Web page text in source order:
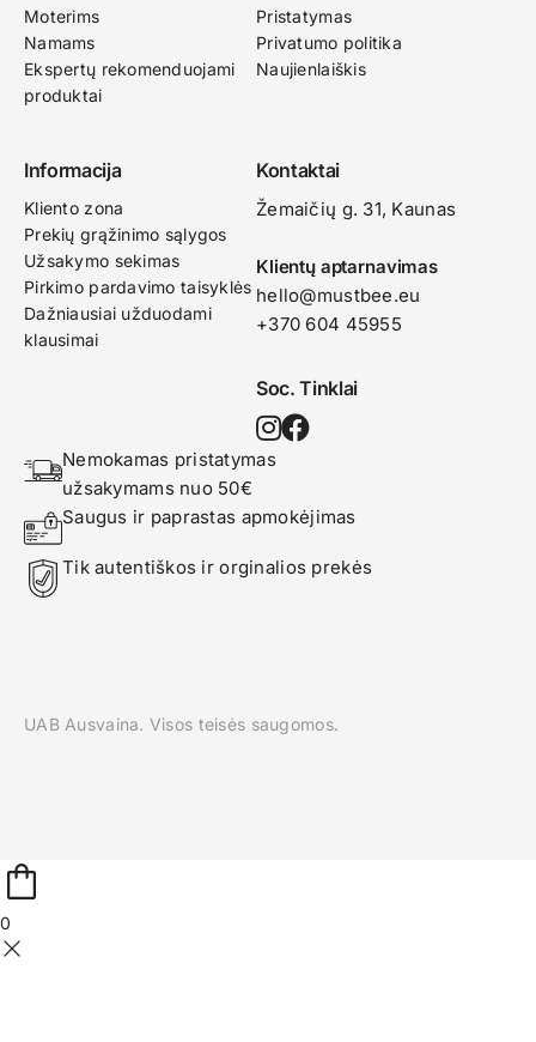
Moterims
Namams
Ekspertų rekomenduojami
produktai
Pristatymas
Privatumo politika
Naujienlaiškis
Informacija
Kliento zona
Prekių grąžinimo sąlygos
Užsakymo sekimas
Pirkimo pardavimo taisyklės
Dažniausiai užduodami
klausimai
Kontaktai
Žemaičių g. 31, Kaunas​
Klientų aptarnavimas
hello@mustbee.eu
+370 604 45955
Soc. Tinklai
Nemokamas pristatymas
užsakymams nuo 50€
Saugus ir paprastas apmokėjimas
Tik autentiškos ir orginalios prekės
UAB Ausvaina. Visos teisės saugomos.
0